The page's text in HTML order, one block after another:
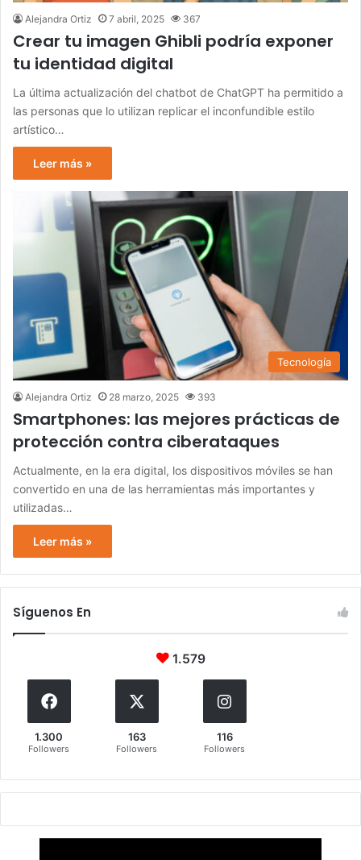
Alejandra Ortiz 7 abril, 2025 367
Crear tu imagen Ghibli podría exponer
tu identidad digital
La última actualización del chatbot de ChatGPT ha permitido a
las personas que lo utilizan replicar el inconfundible estilo
artístico…
Leer más »
Tecnología
Alejandra Ortiz 28 marzo, 2025 393
Smartphones: las mejores prácticas de
protección contra ciberataques
Actualmente, en la era digital, los dispositivos móviles se han
convertido en una de las herramientas más importantes y
utilizadas…
Leer más »
Síguenos En
1.579
1.300
Followers
163
Followers
116
Followers